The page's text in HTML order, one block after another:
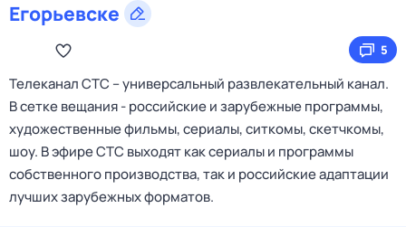
Егорьевске
5
Телеканал CTC – универсальный развлекательный канал.
В сетке вещания - российские и зарубежные программы,
художественные фильмы, сериалы, ситкомы, скетчкомы,
шоу. В эфире СТС выходят как сериалы и программы
собственного производства, так и российские адаптации
лучших зарубежных форматов.